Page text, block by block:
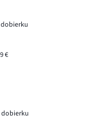
€
dobierku